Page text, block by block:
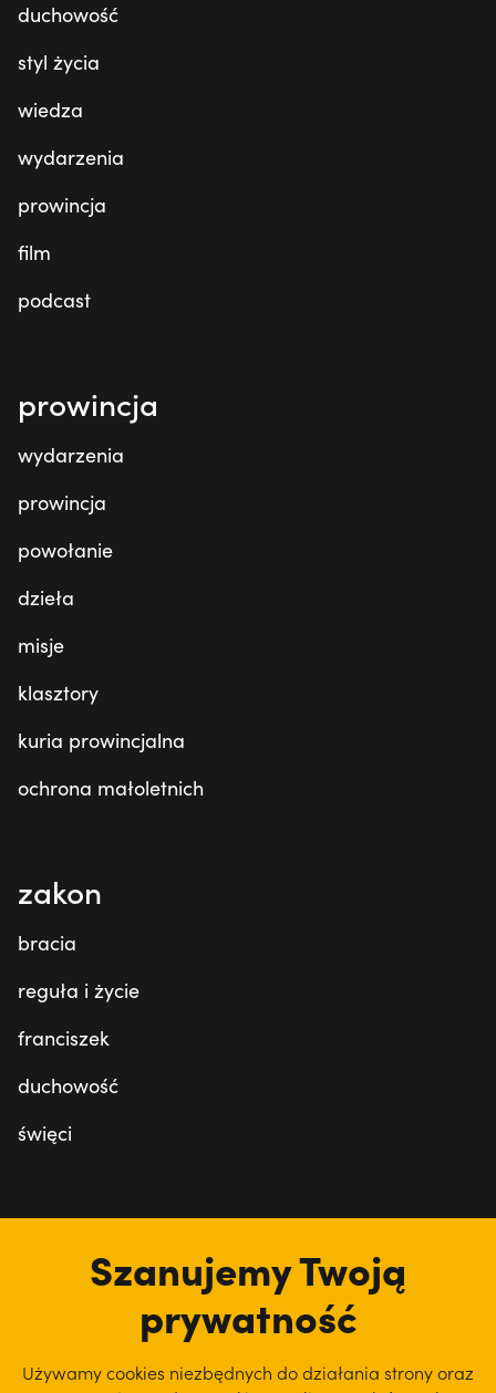
duchowość
styl życia
wiedza
wydarzenia
prowincja
film
podcast
prowincja
wydarzenia
prowincja
powołanie
dzieła
misje
klasztory
kuria prowincjalna
ochrona małoletnich
zakon
bracia
reguła i życie
franciszek
duchowość
święci
Szanujemy Twoją
prywatność
Używamy cookies niezbędnych do działania strony oraz